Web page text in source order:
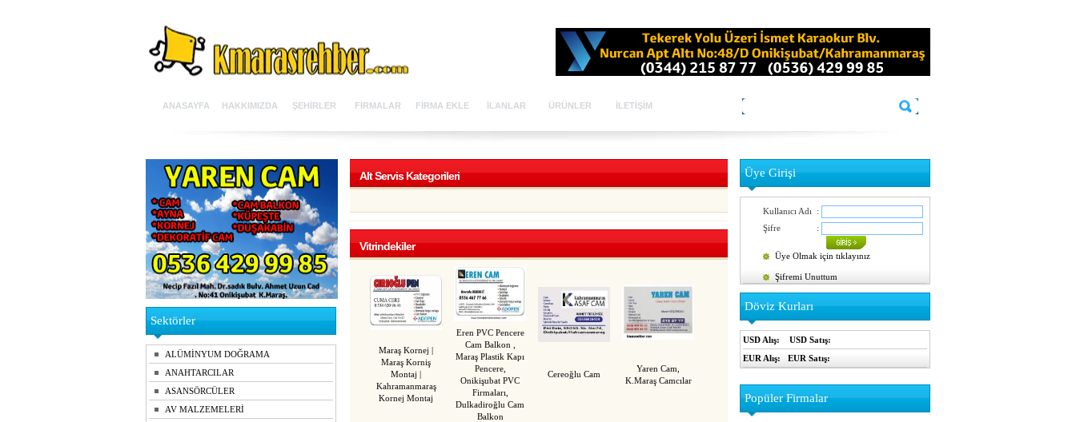
ANASAYFA HAKKIMIZDA ŞEHİRLER FİRMALAR FİRMA EKLE İLANLAR ÜRÜNLER İLETİŞİM
Sektörler
ALÜMİNYUM DOĞRAMA
ANAHTARCILAR
ASANSÖRCÜLER
AV MALZEMELERİ
Alt Servis Kategorileri
Vitrindekiler
Maraş Kornej |
Maraş Korniş
Montaj |
Kahramanmaraş
Kornej Montaj
Eren PVC Pencere
Cam Balkon ,
Maraş Plastik Kapı
Pencere,
Onikişubat PVC
Firmaları,
Dulkadiroğlu Cam
Balkon
Cereoğlu Cam
Yaren Cam,
K.Maraş Camcılar
Üye Girişi
Kullanıcı Adı
:
Şifre
:
Üye Olmak için tıklayınız
Şifremi Unuttum
Döviz Kurları
USD Alış:
USD Satış:
EUR Alış:
EUR Satış:
Popüler Firmalar